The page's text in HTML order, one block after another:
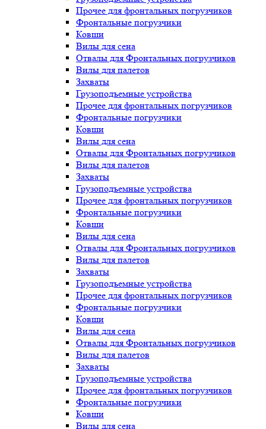
Прочее для фронтальных погрузчиков
Фронтальные погрузчики
Ковши
Вилы для сена
Отвалы для Фронтальных погрузчиков
Вилы для палетов
Захваты
Грузоподъемные устройства
Прочее для фронтальных погрузчиков
Фронтальные погрузчики
Ковши
Вилы для сена
Отвалы для Фронтальных погрузчиков
Вилы для палетов
Захваты
Грузоподъемные устройства
Прочее для фронтальных погрузчиков
Фронтальные погрузчики
Ковши
Вилы для сена
Отвалы для Фронтальных погрузчиков
Вилы для палетов
Захваты
Грузоподъемные устройства
Прочее для фронтальных погрузчиков
Фронтальные погрузчики
Ковши
Вилы для сена
Отвалы для Фронтальных погрузчиков
Вилы для палетов
Захваты
Грузоподъемные устройства
Прочее для фронтальных погрузчиков
Фронтальные погрузчики
Ковши
Вилы для сена